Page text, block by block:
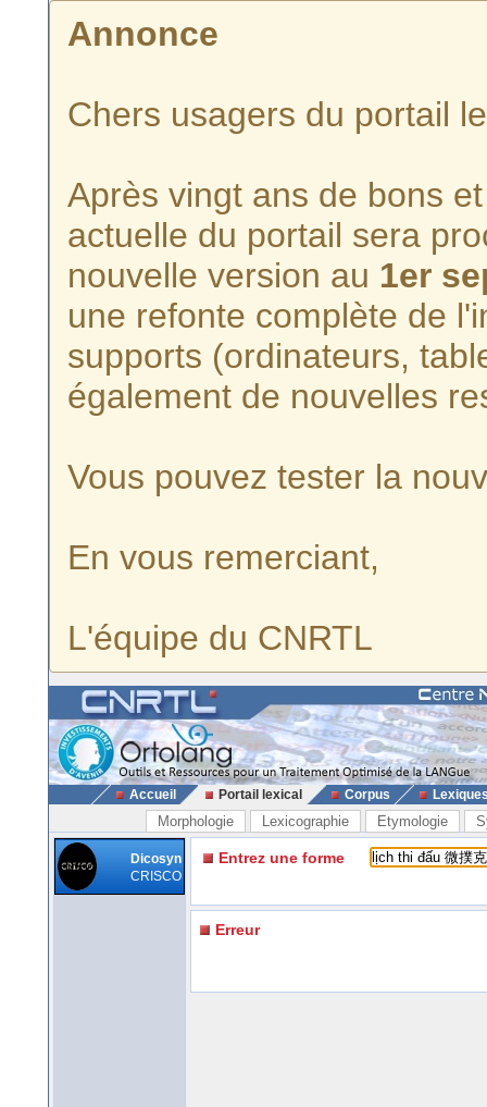
Annonce
Chers usagers du portail
Après vingt ans de bons
actuelle du portail sera
nouvelle version au 1er
une refonte complète de
supports (ordinateurs,
également de nouvelles
Vous pouvez tester la
En vous remerciant,
L'équipe du CNRTL
Accueil Portail lexical Corpus
Morphologie Lexicographie Etymologie
Dicosyn
CRISCO
Entrez une forme
Erreur